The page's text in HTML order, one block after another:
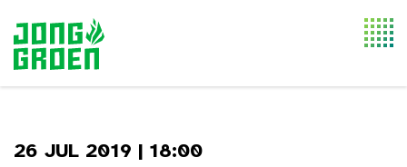
26 JUL 2019 | 18:00